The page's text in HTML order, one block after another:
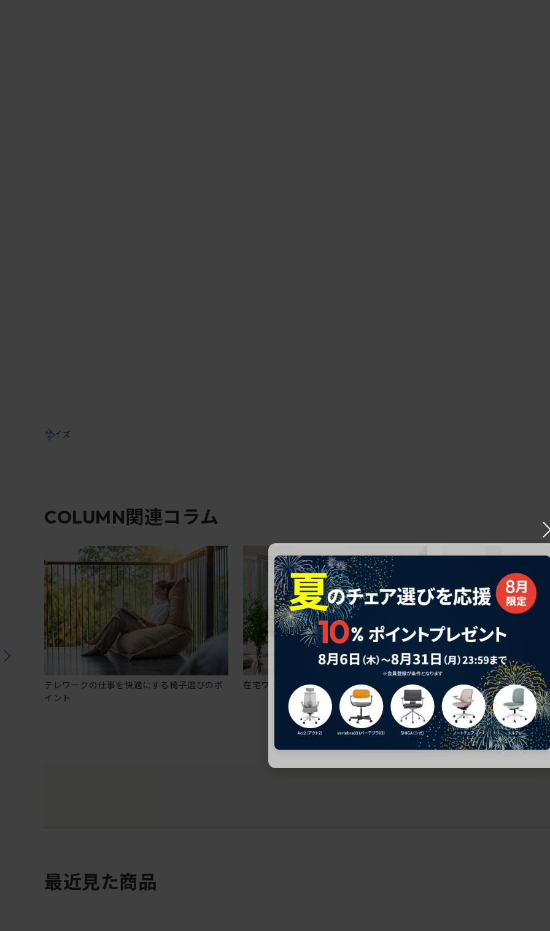
サイズ
COLUMN関連コラム
テレワークの仕事を快適にする椅子選びのポ
イント
在宅ワークにおすすめのオフィスチェア5選
椅子に座っているのに疲
疲れにくいチェアの選び方
最近見た商品